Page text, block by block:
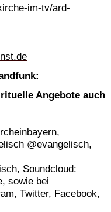
im-tv/ard-
Angebote auch
@evangelisch,
Soundcloud:
sowie bei
Twitter, Facebook,